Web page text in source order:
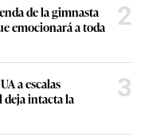
de la gimnasta
emocionará a toda
2
a escalas
intacta la
3